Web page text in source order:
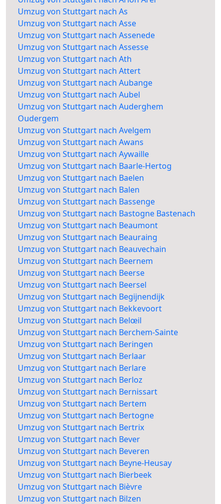
Umzug von Stuttgart nach As
Umzug von Stuttgart nach Asse
Umzug von Stuttgart nach Assenede
Umzug von Stuttgart nach Assesse
Umzug von Stuttgart nach Ath
Umzug von Stuttgart nach Attert
Umzug von Stuttgart nach Aubange
Umzug von Stuttgart nach Aubel
Umzug von Stuttgart nach Auderghem
Oudergem
Umzug von Stuttgart nach Avelgem
Umzug von Stuttgart nach Awans
Umzug von Stuttgart nach Aywaille
Umzug von Stuttgart nach Baarle-Hertog
Umzug von Stuttgart nach Baelen
Umzug von Stuttgart nach Balen
Umzug von Stuttgart nach Bassenge
Umzug von Stuttgart nach Bastogne Bastenach
Umzug von Stuttgart nach Beaumont
Umzug von Stuttgart nach Beauraing
Umzug von Stuttgart nach Beauvechain
Umzug von Stuttgart nach Beernem
Umzug von Stuttgart nach Beerse
Umzug von Stuttgart nach Beersel
Umzug von Stuttgart nach Begijnendijk
Umzug von Stuttgart nach Bekkevoort
Umzug von Stuttgart nach Belœil
Umzug von Stuttgart nach Berchem-Sainte
Umzug von Stuttgart nach Beringen
Umzug von Stuttgart nach Berlaar
Umzug von Stuttgart nach Berlare
Umzug von Stuttgart nach Berloz
Umzug von Stuttgart nach Bernissart
Umzug von Stuttgart nach Bertem
Umzug von Stuttgart nach Bertogne
Umzug von Stuttgart nach Bertrix
Umzug von Stuttgart nach Bever
Umzug von Stuttgart nach Beveren
Umzug von Stuttgart nach Beyne-Heusay
Umzug von Stuttgart nach Bierbeek
Umzug von Stuttgart nach Bièvre
Umzug von Stuttgart nach Bilzen